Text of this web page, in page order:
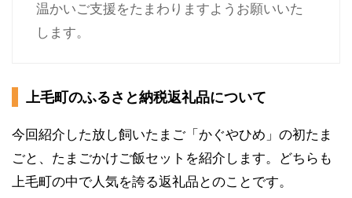
温かいご支援をたまわりますようお願いいた
します。
上毛町のふるさと納税返礼品について
今回紹介した放し飼いたまご「かぐやひめ」の初たま
ごと、たまごかけご飯セットを紹介します。どちらも
上毛町の中で人気を誇る返礼品とのことです。